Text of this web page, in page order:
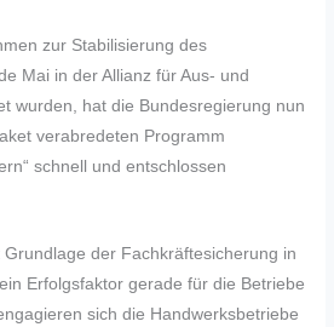
zur Stabilisierung des
Mai in der Allianz für Aus- und
wurden, hat die Bundesregierung nun
verabredeten Programm
schnell und entschlossen
Grundlage der Fachkräftesicherung in
Erfolgsfaktor gerade für die Betriebe
sich die Handwerksbetriebe